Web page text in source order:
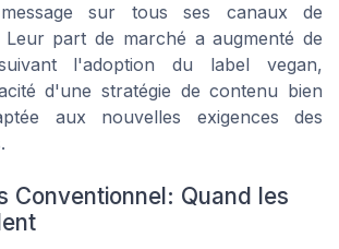
sur tous ses canaux de
Leur part de marché a augmenté de
l'adoption du label vegan,
d'une stratégie de contenu bien
aux nouvelles exigences des
Conventionnel: Quand les